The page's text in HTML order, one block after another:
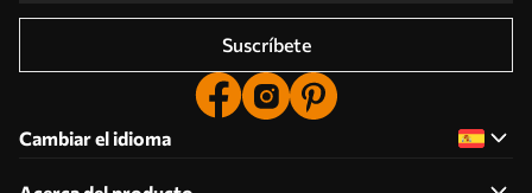
Suscríbete
Cambiar el idioma